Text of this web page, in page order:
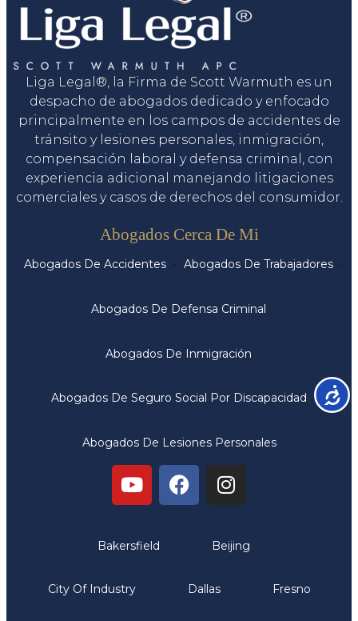
Liga Legal®, la Firma de Scott Warmuth es un
despacho de abogados dedicado y enfocado
principalmente en los campos de accidentes de
tránsito y lesiones personales, inmigración,
compensación laboral y defensa criminal, con
experiencia adicional manejando litigaciones
comerciales y casos de derechos del consumidor.
Abogados Cerca De Mi
Abogados De Accidentes Abogados De Trabajadores
Abogados De Defensa Criminal
Abogados De Inmigración
Abogados De Seguro Social Por Discapacidad
Abogados De Lesiones Personales
Bakersfield Beijing
City Of Industry Dallas Fresno